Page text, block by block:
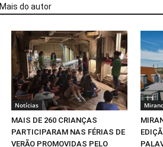
Mais do autor
Notícias
MAIS DE 260 CRIANÇAS
PARTICIPARAM NAS FÉRIAS DE
VERÃO PROMOVIDAS PELO